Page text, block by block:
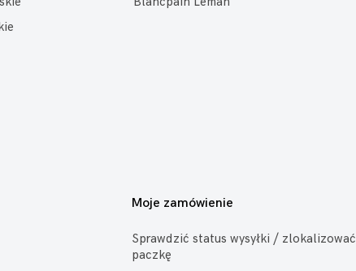
Moje zamówienie
Sprawdzić status wysyłki / zlokalizować
paczkę